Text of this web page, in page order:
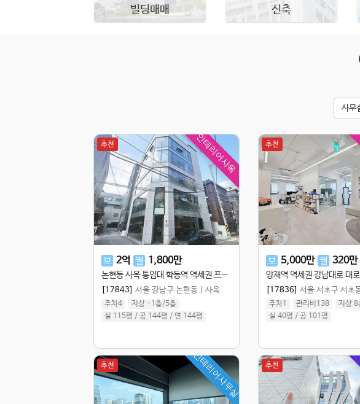
빌딩매매 신축
사무
인테리어사옥
추천
보 2억 월 1,800만
논현동 사옥 통임대 학동역 역세권 프라이빗한 인테리어 사옥
[17843] 서울 강남구 논현동 사옥
주차4 지상 -1층/5층
실 115평 / 공 144평 / 연 144평
추천
보 5,000만 월 320만
[17836] 서울 서초구 서초
주차1 관리비138 지상 8
실 40평 / 공 101평
인테리어사무실
추천 추천